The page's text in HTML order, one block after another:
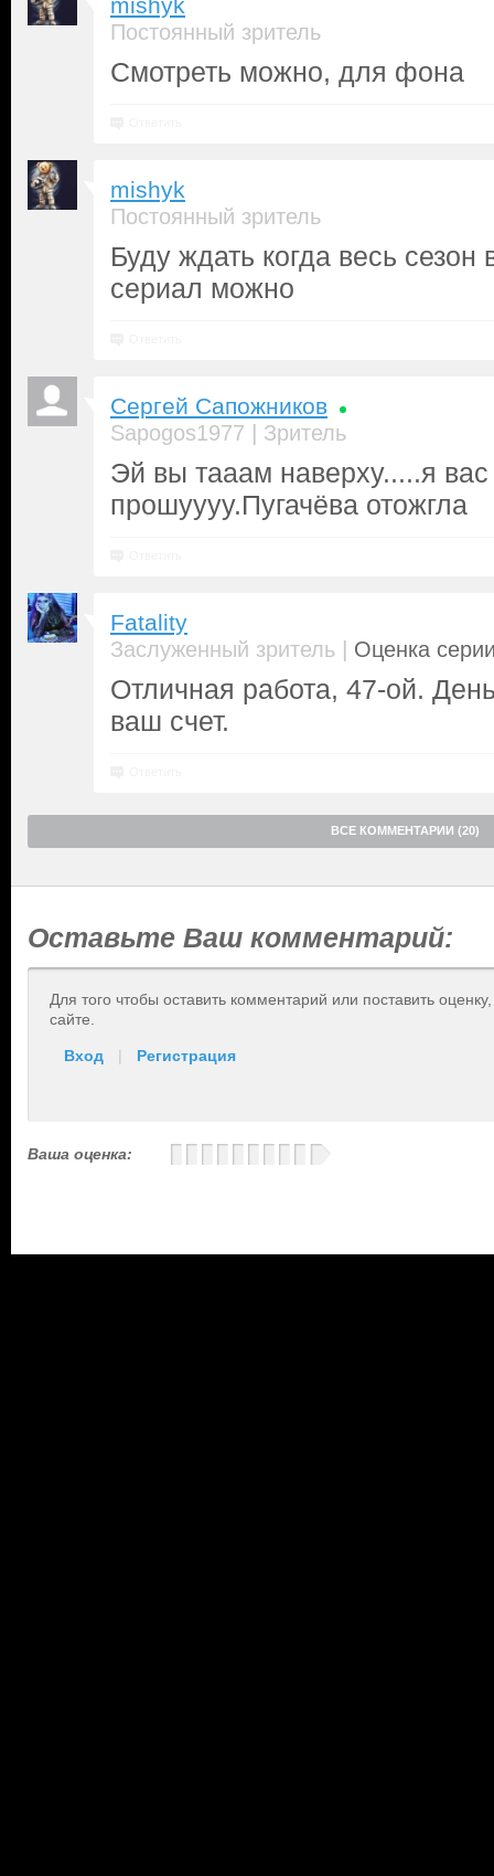
mishyk
Постоянный зритель
Смотреть можно, для фона
mishyk
Постоянный зритель
Буду ждать когда весь сезон
сериал можно
Сергей Сапожников
Sapogos1977 | Зритель
Эй вы тааам наверху.....я
прошуууу.Пугачёва отожгла
Fatality
Заслуженный зритель | Оценка
Отличная работа, 47-ой.
ваш счет.
ВСЕ КОММЕНТАРИИ (20)
Оставьте Ваш комментарий:
Для того чтобы оставить комментарий или поставить
сайте.
Вход | Регистрация
Ваша оценка: